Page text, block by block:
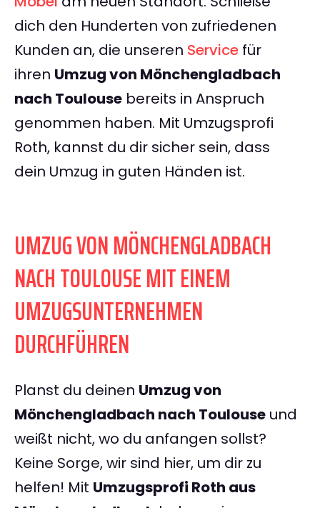
dich den Hunderten von zufriedenen
Kunden an, die unseren Service für
ihren Umzug von Mönchengladbach
nach Toulouse bereits in Anspruch
genommen haben. Mit Umzugsprofi
Roth, kannst du dir sicher sein, dass
dein Umzug in guten Händen ist.
UMZUG VON MÖNCHENGLADBACH
NACH TOULOUSE MIT EINEM
UMZUGSUNTERNEHMEN
DURCHFÜHREN
Planst du deinen Umzug von
Mönchengladbach nach Toulouse und
weißt nicht, wo du anfangen sollst?
Keine Sorge, wir sind hier, um dir zu
helfen! Mit Umzugsprofi Roth aus